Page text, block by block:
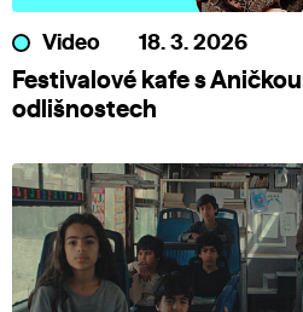
Video 18. 3. 2026
Festivalové kafe s
odlišnostech